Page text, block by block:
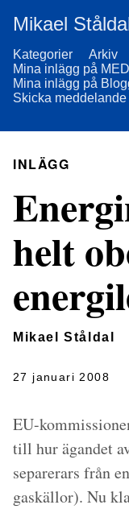
Mikael
Kategorier Arkiv
Mina inlägg på
Mina inlägg på
Skicka meddelande
INLÄGG
helt
Mikael Ståldal
27 januari 2008
EU-
till hur ägandet
separerars från
gaskällor). Nu